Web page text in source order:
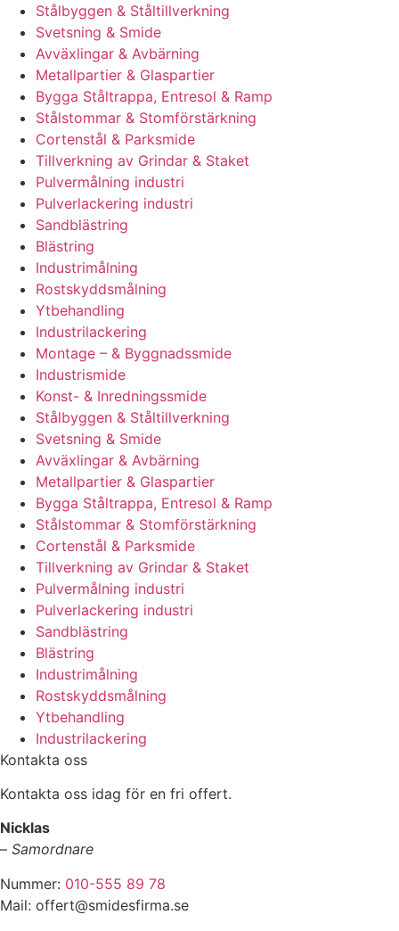
Stålbyggen & Ståltillverkning
Svetsning & Smide
Avväxlingar & Avbärning
Metallpartier & Glaspartier
Bygga Ståltrappa, Entresol & Ramp
Stålstommar & Stomförstärkning
Cortenstål & Parksmide
Tillverkning av Grindar & Staket
Pulvermålning industri
Pulverlackering industri
Sandblästring
Blästring
Industrimålning
Rostskyddsmålning
Ytbehandling
Industrilackering
Montage – & Byggnadssmide
Industrismide
Konst- & Inredningssmide
Stålbyggen & Ståltillverkning
Svetsning & Smide
Avväxlingar & Avbärning
Metallpartier & Glaspartier
Bygga Ståltrappa, Entresol & Ramp
Stålstommar & Stomförstärkning
Cortenstål & Parksmide
Tillverkning av Grindar & Staket
Pulvermålning industri
Pulverlackering industri
Sandblästring
Blästring
Industrimålning
Rostskyddsmålning
Ytbehandling
Industrilackering
Kontakta oss
Kontakta oss idag för en fri offert.
Nicklas
– Samordnare
Nummer: 010-555 89 78
Mail: offert@smidesfirma.se